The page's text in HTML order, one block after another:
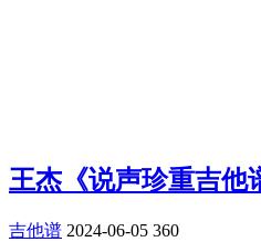
王杰《说声珍重吉他
吉他谱 2024-06-05 360